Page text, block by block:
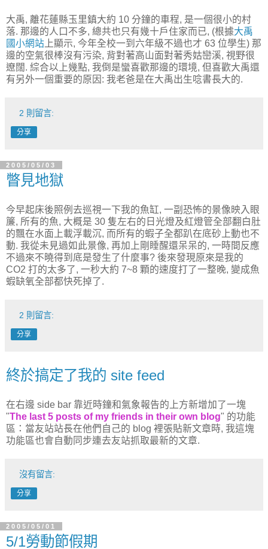
大禹, 離花蓮縣玉里鎮大約 10 分鐘的車程, 是一個很小的村
落. 那邊的人口不多, 總共也只有幾十戶住家而已, (根據大禹
國小網站 上顯示, 今年全校一到六年級不過也才 63 位學生) 那
邊的空氣很棒沒有污染, 背對著高山面對著秀姑巒溪, 視野很
遼闊. 綜合以上幾點, 我倒是蠻喜歡那邊的環境, 但喜歡大禹還
有另外一個重要的原因: 我老爸是在大禹出生唸書長大的.
2 則留言:
分享
2005/05/03
瞥見地獄
今早起床後照例去巡視一下我的魚缸, 一副恐怖的景像映入眼
簾, 所有的魚, 大概是 30 隻左右的日光燈及紅燈管全部翻白肚
的飄在水面上載浮載沉, 而所有的蝦子全都趴在底砂上動也不
動. 我從未見過如此景像, 再加上剛睡醒還呆呆的, 一時間反應
不過來不曉得到底是發生了什麼事? 後來發現原來是我的
CO2 打的太多了, 一秒大約 7~8 顆的速度打了一整晚, 變成魚
蝦缺氧全部都快死掉了.
2 則留言:
分享
終於搞定了我的 site feed
在右邊 side bar 靠近時鐘和氣象報告的上方新增加了一塊
"The last 5 posts of my friends in their own blog" 的功能
區：當友站站長在他們自己的 blog 裡張貼新文章時, 我這塊
功能區也會自動同步連去友站抓取最新的文章.
沒有留言:
分享
2005/05/01
5/1勞動節假期